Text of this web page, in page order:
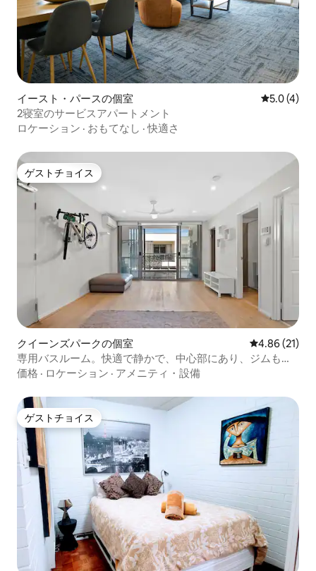
イースト・パースの個室 レビュー4
5.0 (4)
2寝室のサービスアパートメント
ロケーション · おもてなし ·快適さ
ゲストチョイス
ゲストチョイス
クイーンズパークの個室 レビュー21
4.86 (21)
専用バスルーム。快適で静かで、中心部にあり、ジムもあ
ります。
価格 · ロケーション · アメニティ・設備
ゲストチョイス
ゲストチョイス